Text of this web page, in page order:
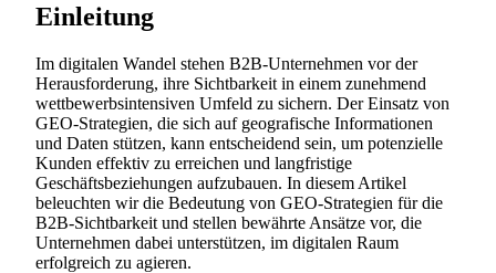
Einleitung
Im digitalen Wandel stehen B2B-Unternehmen vor der
Herausforderung, ihre Sichtbarkeit in einem zunehmend
wettbewerbsintensiven Umfeld zu sichern. Der Einsatz von
GEO-Strategien, die sich auf geografische Informationen
und Daten stützen, kann entscheidend sein, um potenzielle
Kunden effektiv zu erreichen und langfristige
Geschäftsbeziehungen aufzubauen. In diesem Artikel
beleuchten wir die Bedeutung von GEO-Strategien für die
B2B-Sichtbarkeit und stellen bewährte Ansätze vor, die
Unternehmen dabei unterstützen, im digitalen Raum
erfolgreich zu agieren.